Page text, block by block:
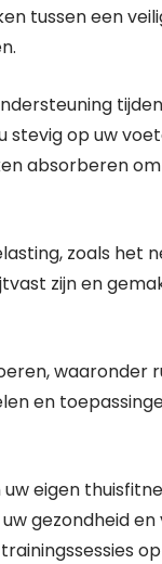
tussen een
op uw
absorberen
zoals het
zijn en
waaronder
en
eigen
gezondheid